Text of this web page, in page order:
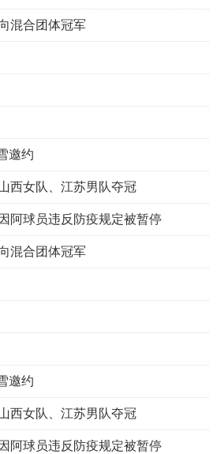
混合团体冠军
邀约
西女队、江苏男队夺冠
阿球员违反防疫规定被暂停
混合团体冠军
邀约
西女队、江苏男队夺冠
阿球员违反防疫规定被暂停